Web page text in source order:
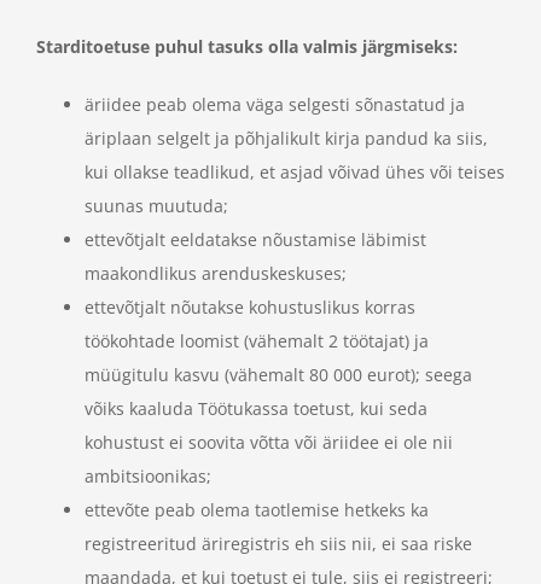
Starditoetuse puhul tasuks olla valmis järgmiseks:
äriidee peab olema väga selgesti sõnastatud ja
äriplaan selgelt ja põhjalikult kirja pandud ka siis,
kui ollakse teadlikud, et asjad võivad ühes või teises
suunas muutuda;
ettevõtjalt eeldatakse nõustamise läbimist
maakondlikus arenduskeskuses;
ettevõtjalt nõutakse kohustuslikus korras
töökohtade loomist (vähemalt 2 töötajat) ja
müügitulu kasvu (vähemalt 80 000 eurot); seega
võiks kaaluda Töötukassa toetust, kui seda
kohustust ei soovita võtta või äriidee ei ole nii
ambitsioonikas;
ettevõte peab olema taotlemise hetkeks ka
registreeritud äriregistris eh siis nii, ei saa riske
maandada, et kui toetust ei tule, siis ei registreeri;